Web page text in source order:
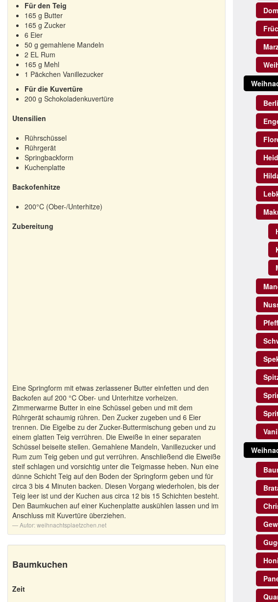
Für den Teig
165 g Butter
165 g Zucker
6 Eier
50 g gemahlene Mandeln
2 EL Rum
165 g Mehl
1 Päckchen Vanillezucker
Für die Kuvertüre
200 g Schokoladenkuvertüre
Utensilien
Rührschüssel
Rührgerät
Springbackform
Kuchenplatte
Backofenhitze
200°C (Ober-/Unterhitze)
Zubereitung
Eine Springform mit etwas zerlassener Butter einfetten und den
Backofen auf 200 °C Ober- und Unterhitze vorheizen.
Zimmerwarme Butter in eine Schüssel geben und mit dem
Rührgerät schaumig rühren. Den Zucker zugeben und 6 Eier
trennen. Die Eigelbe zu der Zucker-Buttermischung geben und zu
einem glatten Teig verrühren. Die Eiweiße in einer separaten
Schüssel beiseite stellen. Gemahlene Mandeln, Vanillezucker und
Rum zum Teig geben und gut verrühren. Anschließend die Eiweiße
steif schlagen und vorsichtig unter die Teigmasse heben. Nun eine
dünne Schicht Teig auf den Boden der Springform geben und für
circa 3 bis 4 Minuten backen. Diesen Vorgang wiederholen, bis der
Teig leer ist und der Kuchen aus circa 12 bis 15 Schichten besteht.
Den Baumkuchen auf einer Kuchenplatte auskühlen lassen und im
Anschluss mit Kuvertüre überziehen.
Autor:weihnachtsplaetzchen.net
Baumkuchen
Zeit